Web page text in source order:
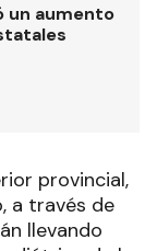
un aumento
provincial,
a través de
llevando